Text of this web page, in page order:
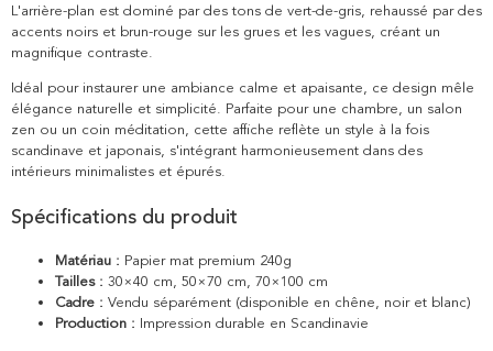
L'arrière-plan est dominé par des tons de vert-de-gris, rehaussé par des
accents noirs et brun-rouge sur les grues et les vagues, créant un
magnifique contraste.
Idéal pour instaurer une ambiance calme et apaisante, ce design mêle
élégance naturelle et simplicité. Parfaite pour une chambre, un salon
zen ou un coin méditation, cette affiche reflète un style à la fois
scandinave et japonais, s'intégrant harmonieusement dans des
intérieurs minimalistes et épurés.
Spécifications du produit
Matériau : Papier mat premium 240g
Tailles : 30×40 cm, 50×70 cm, 70×100 cm
Cadre : Vendu séparément (disponible en chêne, noir et blanc)
Production : Impression durable en Scandinavie